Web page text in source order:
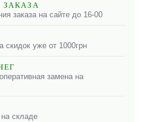
ЗАКАЗА
заказа на сайте до 16-00
скидок уже от 1000грн
замена на
складе